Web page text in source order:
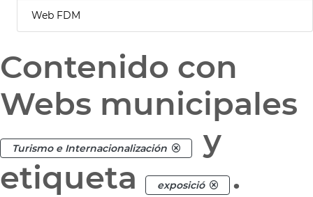
Web FDM
Contenido con
Webs municipales
Turismo e Internacionalización
y
etiqueta
exposició .